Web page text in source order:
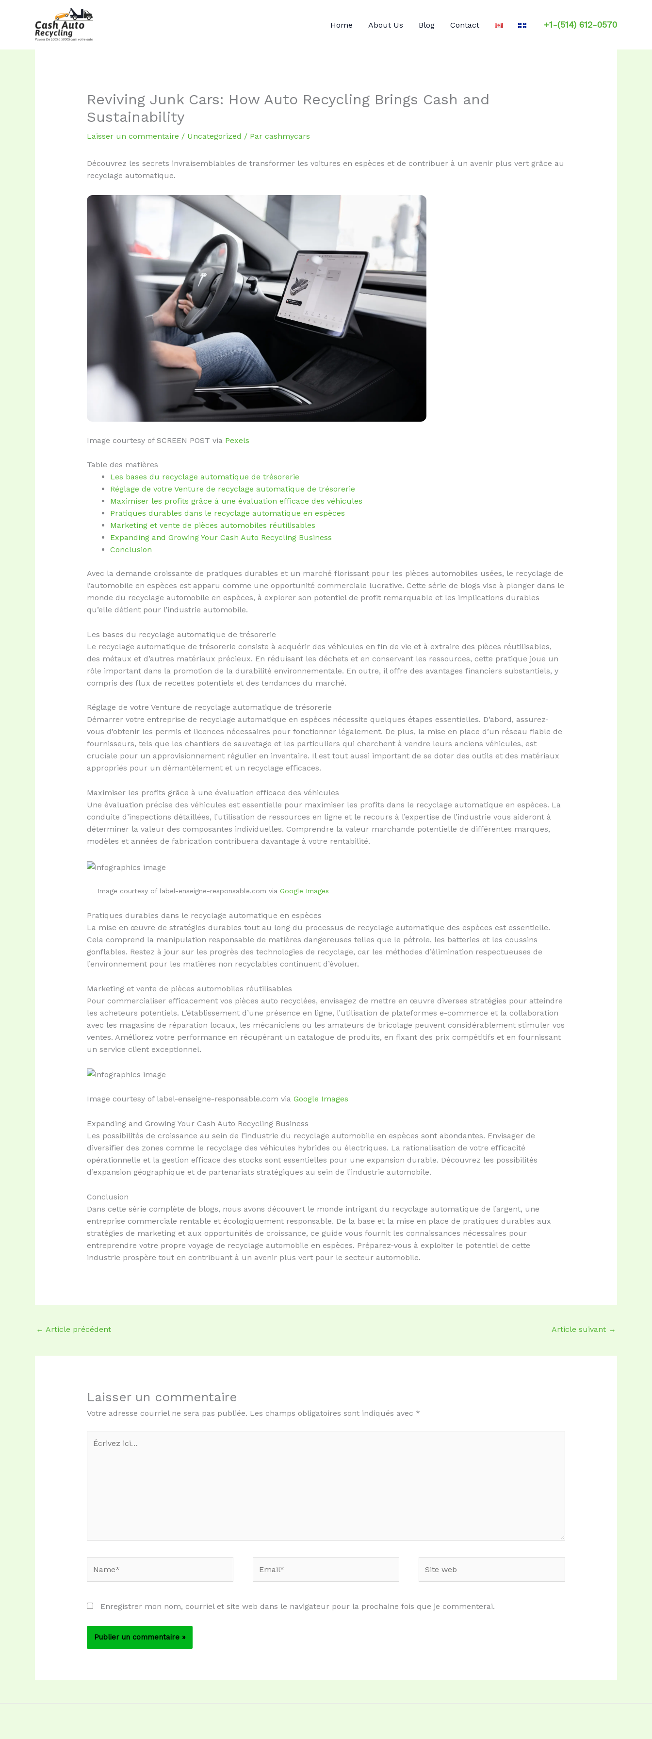
Home About Us Blog Contact +1-(514) 612-0570
Reviving Junk Cars: How Auto Recycling Brings Cash and
Sustainability
Laisser un commentaire / Uncategorized / Par cashmycars
Découvrez les secrets invraisemblables de transformer les voitures en espèces et de contribuer à un avenir plus vert grâce au
recyclage automatique.
Image courtesy of SCREEN POST via Pexels
Table des matières
Les bases du recyclage automatique de trésorerie
Réglage de votre Venture de recyclage automatique de trésorerie
Maximiser les profits grâce à une évaluation efficace des véhicules
Pratiques durables dans le recyclage automatique en espèces
Marketing et vente de pièces automobiles réutilisables
Expanding and Growing Your Cash Auto Recycling Business
Conclusion
Avec la demande croissante de pratiques durables et un marché florissant pour les pièces automobiles usées, le recyclage de
l’automobile en espèces est apparu comme une opportunité commerciale lucrative. Cette série de blogs vise à plonger dans le
monde du recyclage automobile en espèces, à explorer son potentiel de profit remarquable et les implications durables
qu’elle détient pour l’industrie automobile.
Les bases du recyclage automatique de trésorerie
Le recyclage automatique de trésorerie consiste à acquérir des véhicules en fin de vie et à extraire des pièces réutilisables,
des métaux et d’autres matériaux précieux. En réduisant les déchets et en conservant les ressources, cette pratique joue un
rôle important dans la promotion de la durabilité environnementale. En outre, il offre des avantages financiers substantiels, y
compris des flux de recettes potentiels et des tendances du marché.
Réglage de votre Venture de recyclage automatique de trésorerie
Démarrer votre entreprise de recyclage automatique en espèces nécessite quelques étapes essentielles. D’abord, assurez-
vous d’obtenir les permis et licences nécessaires pour fonctionner légalement. De plus, la mise en place d’un réseau fiable de
fournisseurs, tels que les chantiers de sauvetage et les particuliers qui cherchent à vendre leurs anciens véhicules, est
cruciale pour un approvisionnement régulier en inventaire. Il est tout aussi important de se doter des outils et des matériaux
appropriés pour un démantèlement et un recyclage efficaces.
Maximiser les profits grâce à une évaluation efficace des véhicules
Une évaluation précise des véhicules est essentielle pour maximiser les profits dans le recyclage automatique en espèces. La
conduite d’inspections détaillées, l’utilisation de ressources en ligne et le recours à l’expertise de l’industrie vous aideront à
déterminer la valeur des composantes individuelles. Comprendre la valeur marchande potentielle de différentes marques,
modèles et années de fabrication contribuera davantage à votre rentabilité.
Image courtesy of label-enseigne-responsable.com via Google Images
Pratiques durables dans le recyclage automatique en espèces
La mise en œuvre de stratégies durables tout au long du processus de recyclage automatique des espèces est essentielle.
Cela comprend la manipulation responsable de matières dangereuses telles que le pétrole, les batteries et les coussins
gonflables. Restez à jour sur les progrès des technologies de recyclage, car les méthodes d’élimination respectueuses de
l’environnement pour les matières non recyclables continuent d’évoluer.
Marketing et vente de pièces automobiles réutilisables
Pour commercialiser efficacement vos pièces auto recyclées, envisagez de mettre en œuvre diverses stratégies pour atteindre
les acheteurs potentiels. L’établissement d’une présence en ligne, l’utilisation de plateformes e-commerce et la collaboration
avec les magasins de réparation locaux, les mécaniciens ou les amateurs de bricolage peuvent considérablement stimuler vos
ventes. Améliorez votre performance en récupérant un catalogue de produits, en fixant des prix compétitifs et en fournissant
un service client exceptionnel.
Image courtesy of label-enseigne-responsable.com via Google Images
Expanding and Growing Your Cash Auto Recycling Business
Les possibilités de croissance au sein de l’industrie du recyclage automobile en espèces sont abondantes. Envisager de
diversifier des zones comme le recyclage des véhicules hybrides ou électriques. La rationalisation de votre efficacité
opérationnelle et la gestion efficace des stocks sont essentielles pour une expansion durable. Découvrez les possibilités
d’expansion géographique et de partenariats stratégiques au sein de l’industrie automobile.
Conclusion
Dans cette série complète de blogs, nous avons découvert le monde intrigant du recyclage automatique de l’argent, une
entreprise commerciale rentable et écologiquement responsable. De la base et la mise en place de pratiques durables aux
stratégies de marketing et aux opportunités de croissance, ce guide vous fournit les connaissances nécessaires pour
entreprendre votre propre voyage de recyclage automobile en espèces. Préparez-vous à exploiter le potentiel de cette
industrie prospère tout en contribuant à un avenir plus vert pour le secteur automobile.
← Article précédent Article suivant →
Laisser un commentaire
Votre adresse courriel ne sera pas publiée. Les champs obligatoires sont indiqués avec *
ici…
web
Enregistrer mon nom, courriel et site web dans le navigateur pour la prochaine fois que je commenterai.